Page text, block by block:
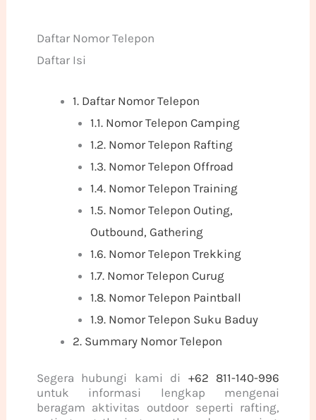
Daftar Nomor Telepon
Daftar Isi
1.Daftar Nomor Telepon
1.1. Nomor Telepon Camping
1.2. Nomor Telepon Rafting
1.3. Nomor Telepon Offroad
1.4. Nomor Telepon Training
1.5. Nomor Telepon Outing,
Outbound, Gathering
1.6. Nomor Telepon Trekking
1.7. Nomor Telepon Curug
1.8. Nomor Telepon Paintball
1.9. Nomor Telepon Suku Baduy
2.Summary Nomor Telepon
Segera hubungi kami di +62 811-140-996
untuk informasi lengkap mengenai
beragam aktivitas outdoor seperti rafting,